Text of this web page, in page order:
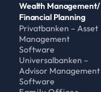
Wealth Management/
Financial Planning
Privatbanken – Asset
Management
Software
Universalbanken –
Advisor Management
Software